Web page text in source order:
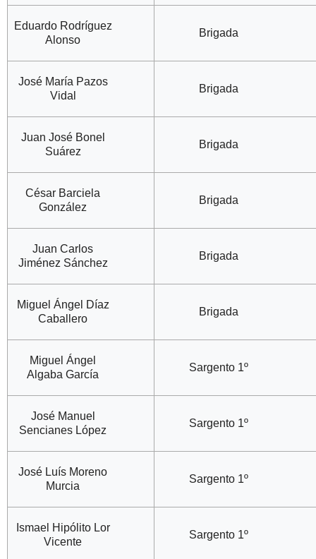
Eduardo Rodríguez
Alonso
Brigada
José María Pazos
Vidal
Brigada
Juan José Bonel
Suárez
Brigada
César Barciela
González
Brigada
Juan Carlos
Jiménez Sánchez
Brigada
Miguel Ángel Díaz
Caballero
Brigada
Miguel Ángel
Algaba García
Sargento 1º
José Manuel
Sencianes López
Sargento 1º
José Luís Moreno
Murcia
Sargento 1º
Ismael Hipólito Lor
Vicente
Sargento 1º